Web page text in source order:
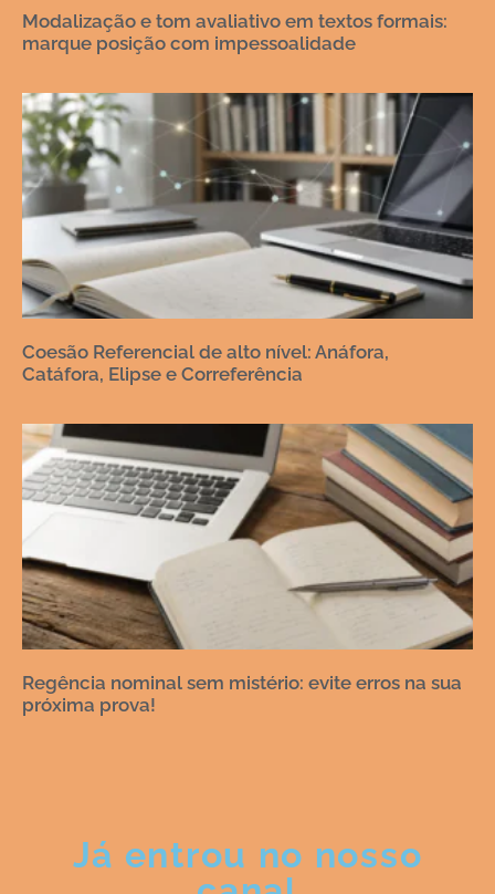
Modalização e tom avaliativo em textos formais:
marque posição com impessoalidade
Coesão Referencial de alto nível: Anáfora,
Catáfora, Elipse e Correferência
Regência nominal sem mistério: evite erros na sua
próxima prova!
Já entrou no nosso